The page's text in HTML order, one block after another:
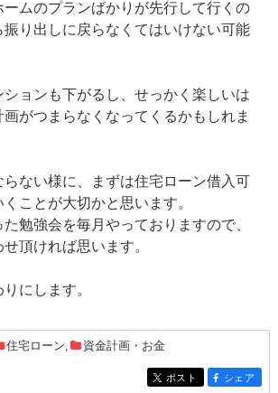
ムのプランばかりが先行して行くの
振り出しに戻らなくてはいけない可能
ョンも下がるし、せっかく楽しいは
がつまらなくなってくるかもしれま
らない様に、まずは住宅ローン借入可
ことが大切かと思います。
勉強会を毎月やっておりますので、
頂ければ思います。
にします。
住宅ローン, 資金計画・お金
entry1455
ポスト entry1455
シェア